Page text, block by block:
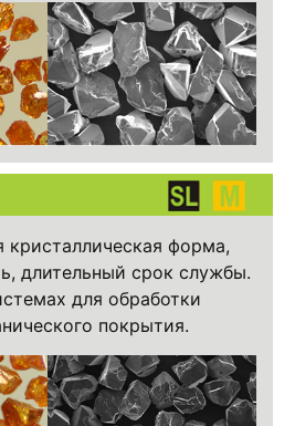
кристаллическая форма,
длительный срок службы.
для обработки
покрытия.